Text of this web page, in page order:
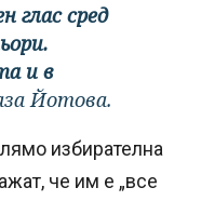
глас сред
и в
Йотова.
избирателна
че им е „все